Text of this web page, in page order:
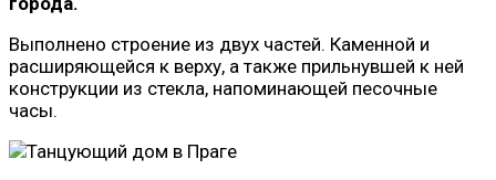
Выполнено строение из двух частей. Каменной и
расширяющейся к верху, а также прильнувшей к ней
конструкции из стекла, напоминающей песочные
часы.